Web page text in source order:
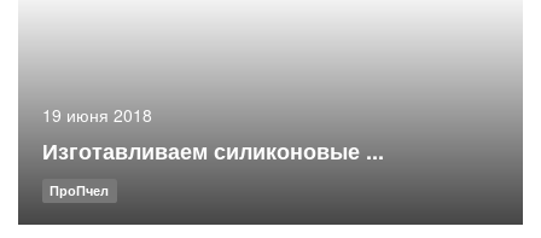
19 июня 2018
Изготавливаем силиконовые ...
ПроПчел